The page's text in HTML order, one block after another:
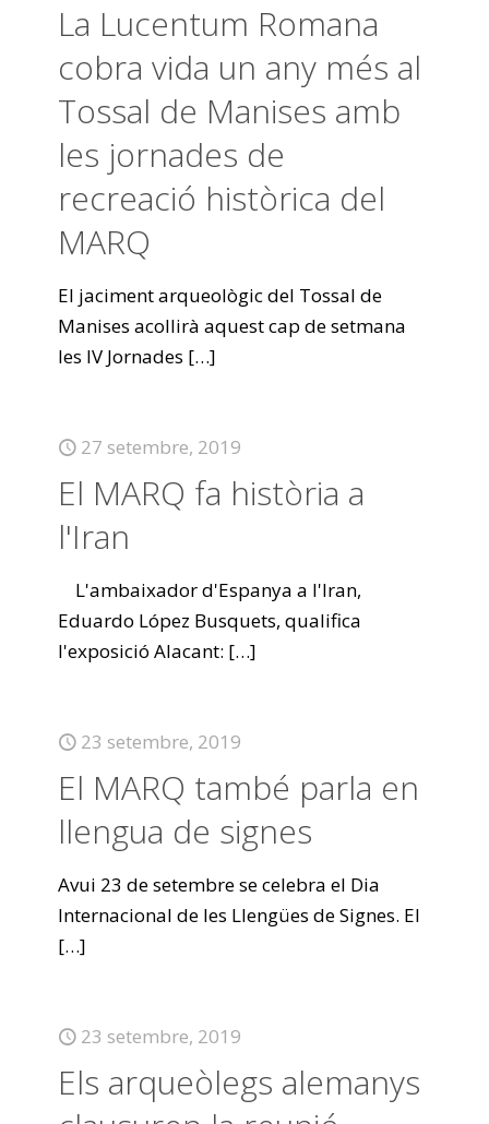
La Lucentum Romana
cobra vida un any més al
Tossal de Manises amb
les jornades de
recreació històrica del
MARQ
El jaciment arqueològic del Tossal de
Manises acollirà aquest cap de setmana
les IV Jornades […]
27 setembre, 2019
El MARQ fa història a
l'Iran
L'ambaixador d'Espanya a l'Iran,
Eduardo López Busquets, qualifica
l'exposició Alacant: […]
23 setembre, 2019
El MARQ també parla en
llengua de signes
Avui 23 de setembre se celebra el Dia
Internacional de les Llengües de Signes. El
[…]
23 setembre, 2019
Els arqueòlegs alemanys